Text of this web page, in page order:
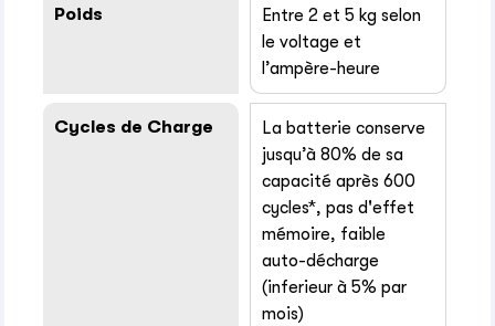
Poids
Entre 2 et 5 kg selon
le voltage et
l’ampère-heure
Cycles de Charge
La batterie conserve
jusqu’à 80% de sa
capacité après 600
cycles*, pas d'effet
mémoire, faible
auto-décharge
(inferieur à 5% par
mois)